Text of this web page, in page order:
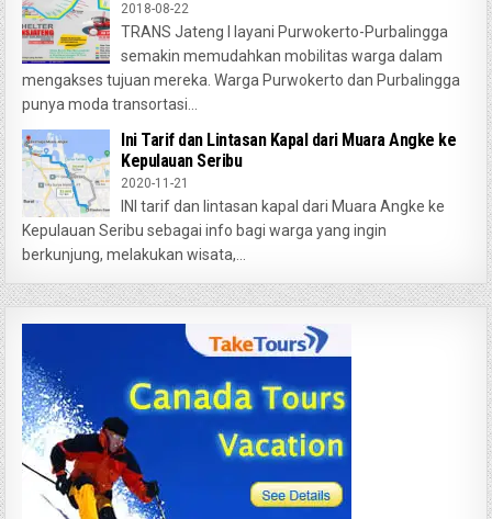
2018-08-22
TRANS Jateng I layani Purwokerto-Purbalingga
semakin memudahkan mobilitas warga dalam
mengakses tujuan mereka. Warga Purwokerto dan Purbalingga
punya moda transortasi...
Ini Tarif dan Lintasan Kapal dari Muara Angke ke
Kepulauan Seribu
2020-11-21
INI tarif dan lintasan kapal dari Muara Angke ke
Kepulauan Seribu sebagai info bagi warga yang ingin
berkunjung, melakukan wisata,...